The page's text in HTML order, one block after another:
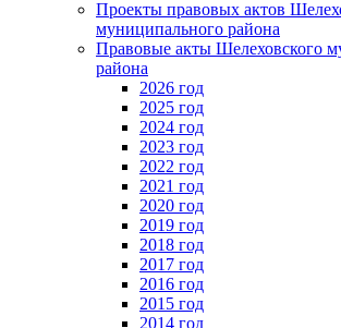
Проекты правовых актов
муниципального района
Правовые акты Шелеховского
района
2026 год
2025 год
2024 год
2023 год
2022 год
2021 год
2020 год
2019 год
2018 год
2017 год
2016 год
2015 год
2014 год